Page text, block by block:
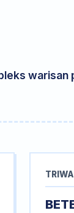
warisan